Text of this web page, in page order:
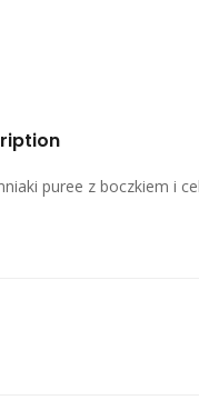
puree z boczkiem i